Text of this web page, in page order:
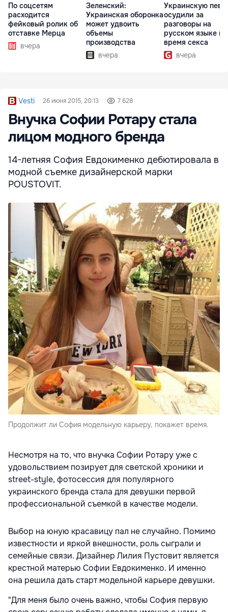
По соцсетям
расходится
фейковый ролик об
отставке Мерца
вчера
Зеленский:
Украинская оборонка
может удвоить
объемы
производства
вчера
Украинскую
осудили за
разговоры на
русском языке во
время секса
вчера
Vesti 26 июня 2015, 20:13 7 628
Внучка Софии Ротару стала
лицом модного бренда
14-летняя София Евдокименко дебютировала в
модной съемке дизайнерской марки
POUSTOVIT.
Продолжит ли София модельную карьеру, покажет время.
Несмотря на то, что внучка Софии Ротару уже с
удовольствием позирует для светской хроники и
street-style, фотосессия для популярного
украинского бренда стала для девушки первой
профессиональной съемкой в качестве модели.
Выбор на юную красавицу пал не случайно. Помимо
известности и яркой внешности, роль сыграли и
семейные связи. Дизайнер Лилия Пустовит является
крестной матерью Софии Евдокименко. И именно
она решила дать старт модельной карьере девушки.
"Для меня было очень важно, чтобы София первую